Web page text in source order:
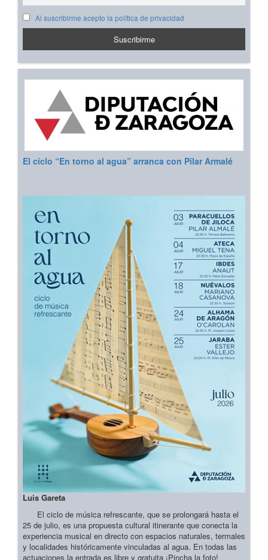
Al suscribirme acepto la política de privacidad
El ciclo “En torno al agua” arranca con Pilar Armalé
Luis Gareta
El ciclo de música refrescante, que se prolongará hasta el
25 de julio, es una propuesta cultural itinerante que conecta la
experiencia musical en directo con espacios naturales, termales
y localidades históricamente vinculadas al agua. En todas las
actuaciones la entrada es libre y gratuita ¡Pincha la foto!